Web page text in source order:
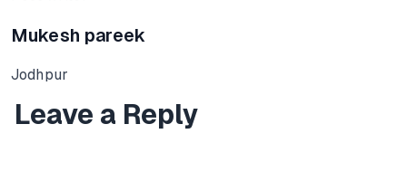
Mukesh pareek
Jodhpur
Leave a Reply